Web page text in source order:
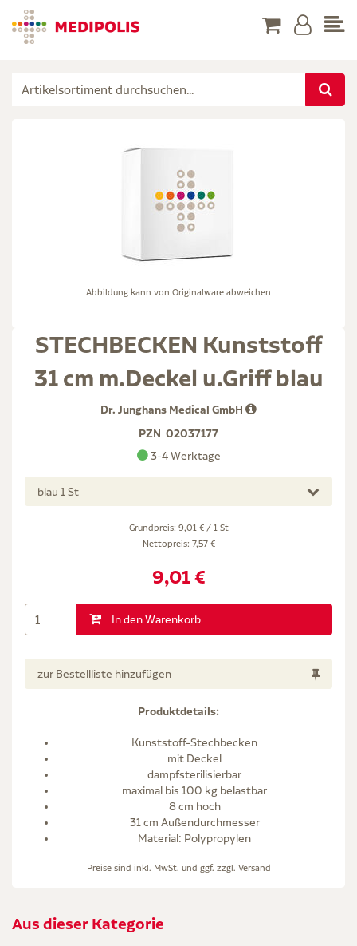
Abbildung kann von Originalware abweichen
STECHBECKEN Kunststoff
31 cm m.Deckel u.Griff blau
Dr. Junghans Medical GmbH
PZN 02037177
3-4 Werktage
blau 1 St
Grundpreis: 9,01 € / 1 St
Nettopreis: 7,57 €
9,01 €
In den Warenkorb
zur Bestellliste hinzufügen
Produktdetails:
Kunststoff-Stechbecken
mit Deckel
dampfsterilisierbar
maximal bis 100 kg belastbar
8 cm hoch
31 cm Außendurchmesser
Material: Polypropylen
Preise sind inkl. MwSt. und ggf. zzgl. Versand
Aus dieser Kategorie